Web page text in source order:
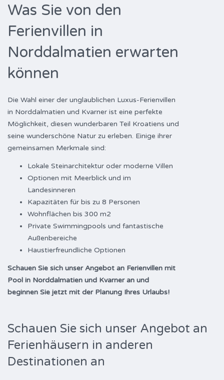
Was Sie von den
Ferienvillen in
Norddalmatien erwarten
können
Die Wahl einer der unglaublichen Luxus-Ferienvillen
in Norddalmatien und Kvarner ist eine perfekte
Möglichkeit, diesen wunderbaren Teil Kroatiens und
seine wunderschöne Natur zu erleben. Einige ihrer
gemeinsamen Merkmale sind:
Lokale Steinarchitektur oder moderne Villen
Optionen mit Meerblick und im
Landesinneren
Kapazitäten für bis zu 8 Personen
Wohnflächen bis 300 m2
Private Swimmingpools und fantastische
Außenbereiche
Haustierfreundliche Optionen
Schauen Sie sich unser Angebot an Ferienvillen mit
Pool in Norddalmatien und Kvarner an und
beginnen Sie jetzt mit der Planung Ihres Urlaubs!
Schauen Sie sich unser Angebot an
Ferienhäusern in anderen
Destinationen an